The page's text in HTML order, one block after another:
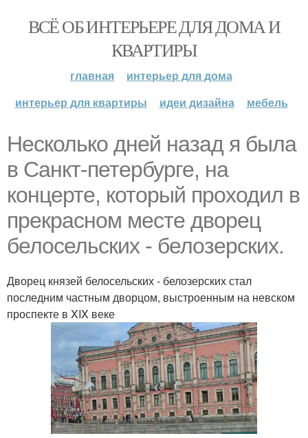
ВСЁ ОБ ИНТЕРЬЕРЕ ДЛЯ ДОМА И
КВАРТИРЫ
главная
интерьер для дома
интерьер для квартиры
идеи дизайна мебель
Несколько дней назад я была
в Санкт-петербурге, на
концерте, который проходил в
прекрасном месте дворец
белосельских - белозерских.
Дворец князей белосельских - белозерских стал
последним частным дворцом, выстроенным на невском
проспекте в XIX веке